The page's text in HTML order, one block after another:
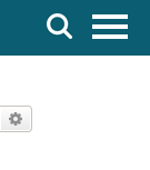
Hledat